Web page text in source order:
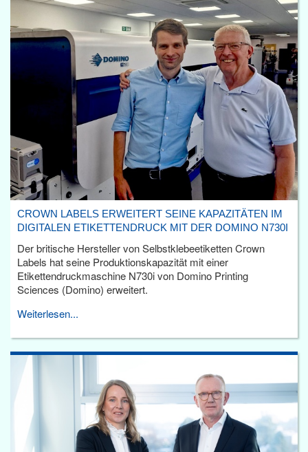
CROWN LABELS ERWEITERT SEINE KAPAZITÄTEN IM
DIGITALEN ETIKETTENDRUCK MIT DER DOMINO N730I
Der britische Hersteller von Selbstklebeetiketten Crown
Labels hat seine Produktionskapazität mit einer
Etikettendruckmaschine N730i von Domino Printing
Sciences (Domino) erweitert.
Weiterlesen...